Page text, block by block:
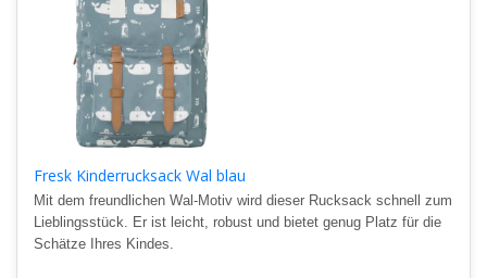
Fresk Kinderrucksack Wal blau
Mit dem freundlichen Wal-Motiv wird dieser Rucksack schnell zum
Lieblingsstück. Er ist leicht, robust und bietet genug Platz für die
Schätze Ihres Kindes.